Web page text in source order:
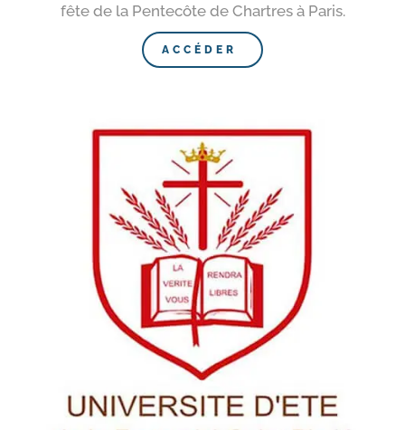
fête de la Pentecôte de Chartres à Paris.
ACCÉDER